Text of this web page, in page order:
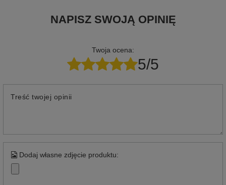
NAPISZ SWOJĄ OPINIĘ
Twoja ocena:
5/5
Treść twojej opinii
Dodaj własne zdjęcie produktu: